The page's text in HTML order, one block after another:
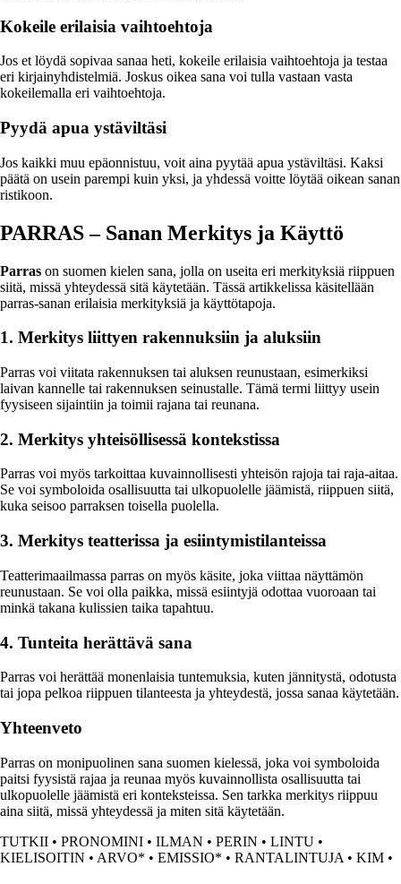
Kokeile erilaisia vaihtoehtoja
Jos et löydä sopivaa sanaa heti, kokeile erilaisia vaihtoehtoja ja testaa
eri kirjainyhdistelmiä. Joskus oikea sana voi tulla vastaan vasta
kokeilemalla eri vaihtoehtoja.
Pyydä apua ystäviltäsi
Jos kaikki muu epäonnistuu, voit aina pyytää apua ystäviltäsi. Kaksi
päätä on usein parempi kuin yksi, ja yhdessä voitte löytää oikean sanan
ristikoon.
PARRAS – Sanan Merkitys ja Käyttö
Parras on suomen kielen sana, jolla on useita eri merkityksiä riippuen
siitä, missä yhteydessä sitä käytetään. Tässä artikkelissa käsitellään
parras-sanan erilaisia merkityksiä ja käyttötapoja.
1. Merkitys liittyen rakennuksiin ja aluksiin
Parras voi viitata rakennuksen tai aluksen reunustaan, esimerkiksi
laivan kannelle tai rakennuksen seinustalle. Tämä termi liittyy usein
fyysiseen sijaintiin ja toimii rajana tai reunana.
2. Merkitys yhteisöllisessä kontekstissa
Parras voi myös tarkoittaa kuvainnollisesti yhteisön rajoja tai raja-aitaa.
Se voi symboloida osallisuutta tai ulkopuolelle jäämistä, riippuen siitä,
kuka seisoo parraksen toisella puolella.
3. Merkitys teatterissa ja esiintymistilanteissa
Teatterimaailmassa parras on myös käsite, joka viittaa näyttämön
reunustaan. Se voi olla paikka, missä esiintyjä odottaa vuoroaan tai
minkä takana kulissien taika tapahtuu.
4. Tunteita herättävä sana
Parras voi herättää monenlaisia tuntemuksia, kuten jännitystä, odotusta
tai jopa pelkoa riippuen tilanteesta ja yhteydestä, jossa sanaa käytetään.
Yhteenveto
Parras on monipuolinen sana suomen kielessä, joka voi symboloida
paitsi fyysistä rajaa ja reunaa myös kuvainnollista osallisuutta tai
ulkopuolelle jäämistä eri konteksteissa. Sen tarkka merkitys riippuu
aina siitä, missä yhteydessä ja miten sitä käytetään.
TUTKII • PRONOMINI • ILMAN • PERIN • LINTU •
KIELISOITIN • ARVO* • EMISSIO* • RANTALINTUJA • KIM •